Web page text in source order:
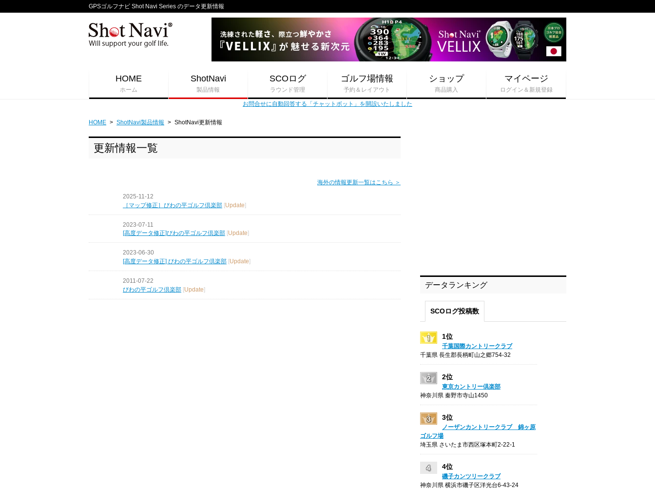
GPSゴルフナビ Shot Navi Series のデータ更新情報
HOME
ホーム
ShotNavi
製品情報
SCOログ
ラウンド管理
ゴルフ場情報
予約＆レイアウト
ショップ
商品購入
マイページ
ログイン＆新規登録
お問合せに自動回答する「チャットボット」を開設いたしました
HOME > ShotNavi製品情報 > ShotNavi更新情報
更新情報一覧
海外の情報更新一覧はこちら ＞
2025-11-12
［マップ修正］びわの平ゴルフ倶楽部 [Update]
2023-07-11
[高度データ修正]びわの平ゴルフ倶楽部 [Update]
2023-06-30
[高度データ修正] びわの平ゴルフ倶楽部 [Update]
2011-07-22
びわの平ゴルフ倶楽部 [Update]
データランキング
SCOログ投稿数
1位
千葉国際カントリークラブ
千葉県 長生郡長柄町山之郷754-32
2位
東京カントリー倶楽部
神奈川県 秦野市寺山1450
3位
ノーザンカントリークラブ 錦ヶ原
ゴルフ場
埼玉県 さいたま市西区塚本町2-22-1
4位
磯子カンツリークラブ
神奈川県 横浜市磯子区洋光台6-43-24